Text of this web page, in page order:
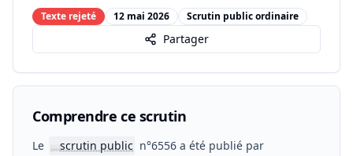
Texte rejeté 12 mai 2026 Scrutin public ordinaire
Partager
Comprendre ce scrutin
Le 📖scrutin public n°6556 a été publié par